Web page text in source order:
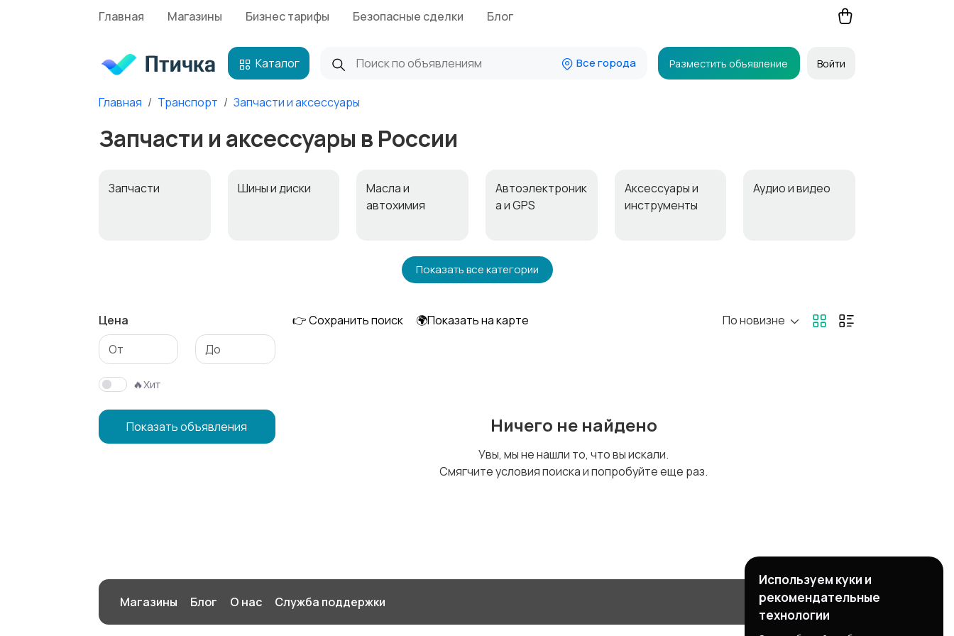
Главная Магазины Бизнес тарифы Безопасные сделки Блог
Каталог Все города Разместить объявление Войти
Главная Транспорт Запчасти и аксессуары
Запчасти и аксессуары в России
Запчасти Шины и диски
Масла и
автохимия
Автоэлектроник
а и GPS
Аксессуары и
инструменты
Аудио и видео
Мотоэкипировк
Другое
Показать все категории
Цена
🔥Хит
Показать объявления
👉 Сохранить поиск 🌍Показать на карте По новизне
Ничего не найдено
Увы, мы не нашли то, что вы искали.
Смягчите условия поиска и попробуйте еще раз.
Магазины Блог О нас Служба поддержки
Используем куки и
рекомендательные
технологии